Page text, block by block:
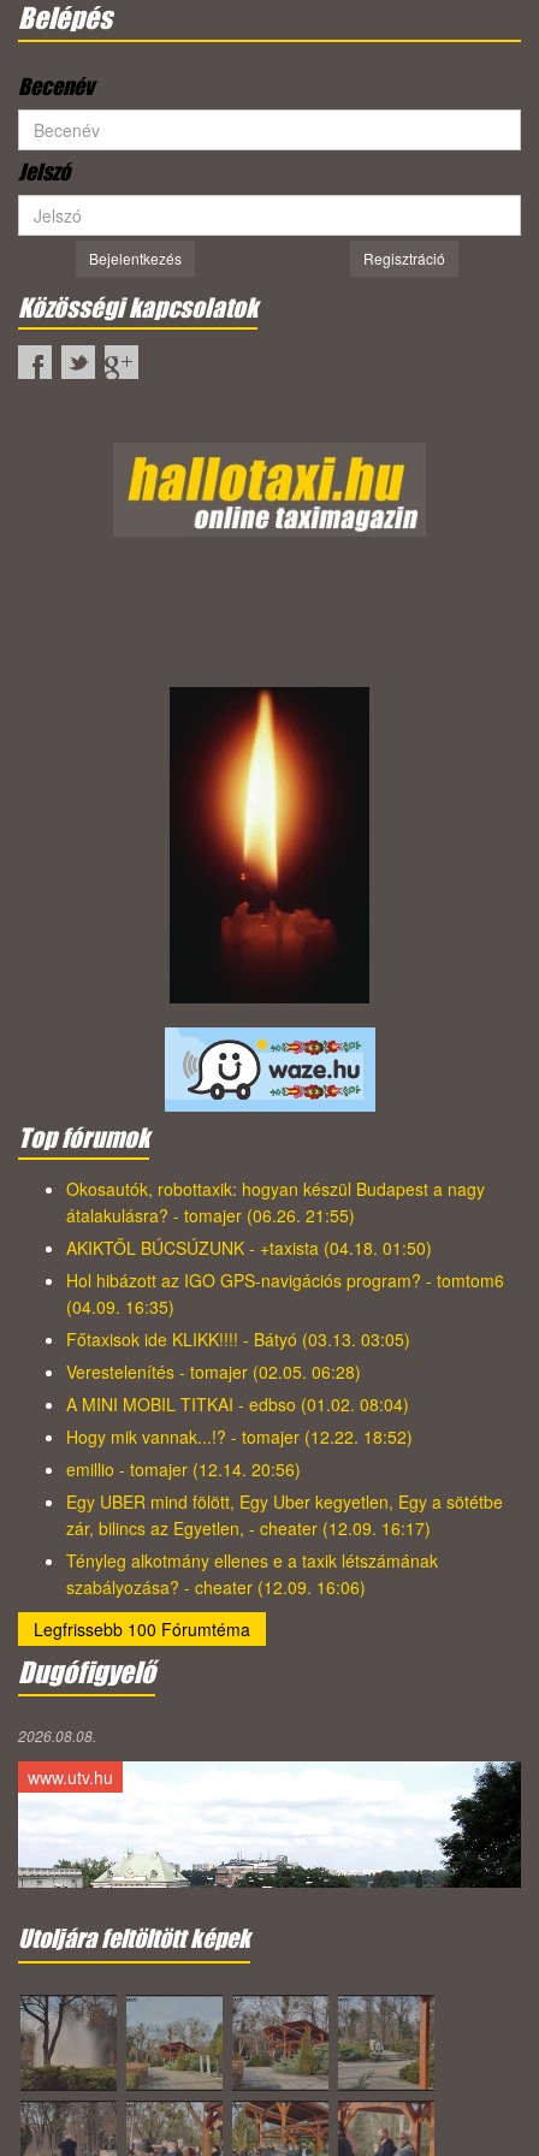
Belépés
Becenév
Jelszó
Bejelentkezés Regisztráció
Közösségi kapcsolatok
Top fórumok
Okosautók, robottaxik: hogyan készül Budapest a nagy
átalakulásra? - tomajer (06.26. 21:55)
AKIKTŐL BÚCSÚZUNK - +taxista (04.18. 01:50)
Hol hibázott az IGO GPS-navigációs program? - tomtom6
(04.09. 16:35)
Főtaxisok ide KLIKK!!!! - Bátyó (03.13. 03:05)
Verestelenítés - tomajer (02.05. 06:28)
A MINI MOBIL TITKAI - edbso (01.02. 08:04)
Hogy mik vannak...!? - tomajer (12.22. 18:52)
emillio - tomajer (12.14. 20:56)
Egy UBER mind fölött, Egy Uber kegyetlen, Egy a sötétbe
zár, bilincs az Egyetlen, - cheater (12.09. 16:17)
Tényleg alkotmány ellenes e a taxik létszámának
szabályozása? - cheater (12.09. 16:06)
Legfrissebb 100 Fórumtéma
Dugófigyelő
2026.08.08.
www.utv.hu
Utoljára feltöltött képek